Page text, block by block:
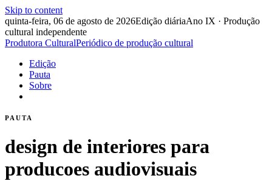
Skip to content
quinta-feira, 06 de agosto de 2026Edição diáriaAno IX · Produção
cultural independente
Produtora CulturalPeriódico de produção cultural
Edição
Pauta
Sobre
PAUTA
design de interiores para
producoes audiovisuais